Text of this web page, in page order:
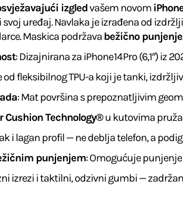
izgledvašem novom
uređaj. Navlaka je izrađena od
Maskica podržavabežično punjenje.
: Dizajnirana za iPhone 14 Pro (6,1″) iz
od fleksibilnog TPU-a koji je tanki,
: Mat površina s prepoznatljivim
Cushion Technology®u kutovima pruža
i lagan profil — ne deblja telefon, a
punjenjem: Omogućuje
izrezi i taktilni, odzivni gumbi —